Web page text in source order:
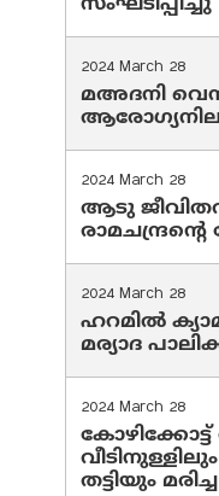
സംഘടിപ്പിച്ചു
2024 March 28
മഅദനി
2024 March 28
ആടു
2024 March 28
ഹറമില്‍
മര്യാദ
2024 March 28
കോഴിക്കോട്ട്
തട്ടിയും